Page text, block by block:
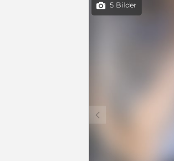
 5 Bilder
c